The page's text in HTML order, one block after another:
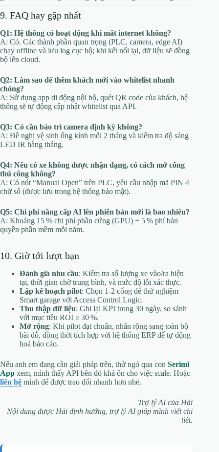
9. FAQ hay gặp nhất
Q1: Hệ thống có hoạt động khi mất internet không?
A: Có. Các thành phần quan trọng (PLC, camera, edge AI)
chạy offline và lưu log cục bộ; khi kết nối lại, dữ liệu sẽ đồng
bộ lên cloud.
Q2: Làm sao để thêm khách mới vào whitelist nhanh
chóng?
A: Sử dụng app di động nội bộ, quét QR code của khách, hệ
thống sẽ tự động cập nhật whitelist qua API.
Q3: Có cần bảo trì camera định kỳ không?
A: Đề nghị vệ sinh ống kính mỗi 2 tháng và kiểm tra độ sáng
LED IR hàng tháng.
Q4: Nếu có xe không được nhận dạng, có cách mở cổng
thủ công không?
A: Có nút “Manual Open” trên PLC, yêu cầu nhập mã PIN 4
chữ số (được lưu trong hệ thống bảo mật).
Q5: Chi phí nâng cấp AI lên phiên bản mới là bao nhiêu?
A: Khoảng 15 % chi phí phần cứng (GPU) + 5 % phí bản
quyền phần mềm mỗi năm.
10. Giờ tới lượt bạn
Đánh giá nhu cầu: Kiểm tra số lượng xe vào/ra hiện
tại, thời gian chờ trung bình, và mức độ lỗi xác thực.
Lập kế hoạch pilot: Chọn 1‑2 cổng để thử nghiệm
Smart garage với Access Control Logic.
Thu thập dữ liệu: Ghi lại KPI trong 30 ngày, so sánh
với mục tiêu ROI ≥ 30 %.
Mở rộng: Khi pilot đạt chuẩn, nhân rộng sang toàn bộ
bãi đỗ, đồng thời tích hợp với hệ thống ERP để tự động
hoá báo cáo.
Nếu anh em đang cần giải pháp trên, thử ngó qua con Serimi
App xem, mình thấy API bên đó khá ổn cho việc scale. Hoặc
liên hệ mình để được trao đổi nhanh hơn nhé.
Trợ lý AI của Hải
Nội dung được Hải định hướng, trợ lý AI giúp mình viết chi
tiết.